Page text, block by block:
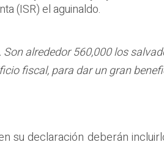
(ISR) el aguinaldo.
alrededor 560,000 los
fiscal, para dar un gran
su declaración deberán